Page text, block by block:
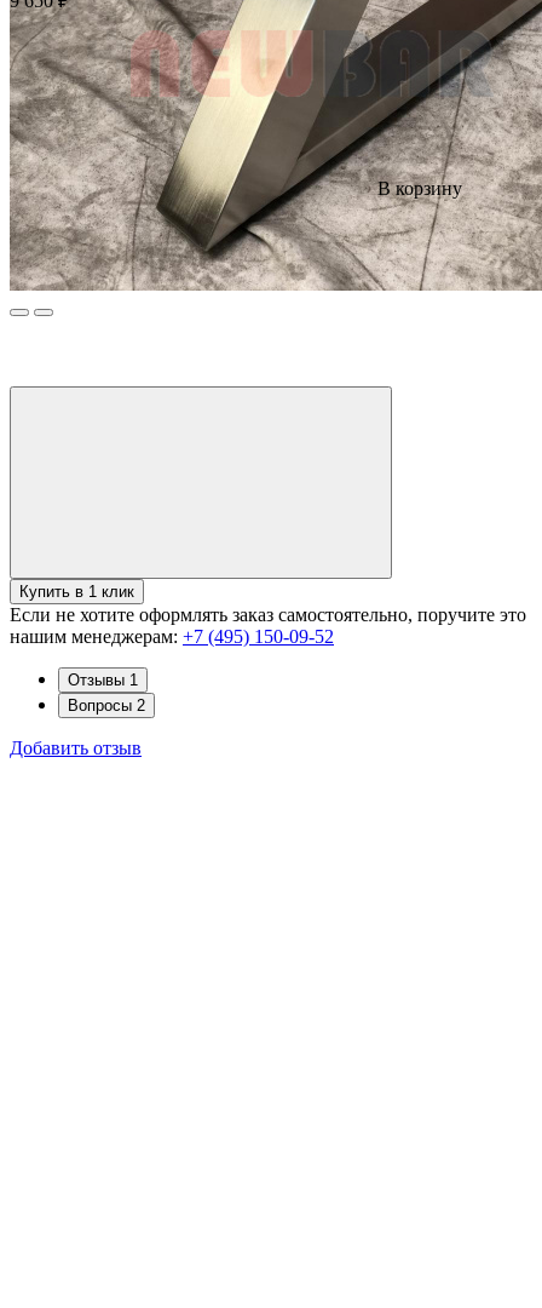
В корзину
Купить в 1 клик
Если не хотите оформлять заказ самостоятельно, поручите это
нашим менеджерам: +7 (495) 150-09-52
Отзывы 1
Вопросы 2
Добавить отзыв